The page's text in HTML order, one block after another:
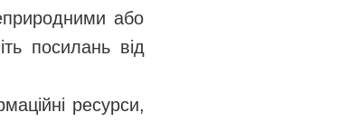
або
посилань від
ресурси,